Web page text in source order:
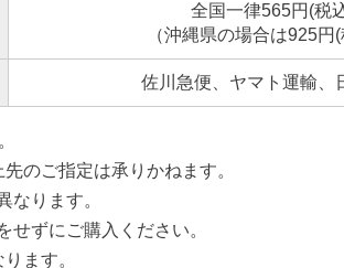
全国一律565円(税
（沖縄県の場合は925円
佐川急便、ヤマト運輸、
のご指定は承りかねます。
なります。
ずにご購入ください。
ます。